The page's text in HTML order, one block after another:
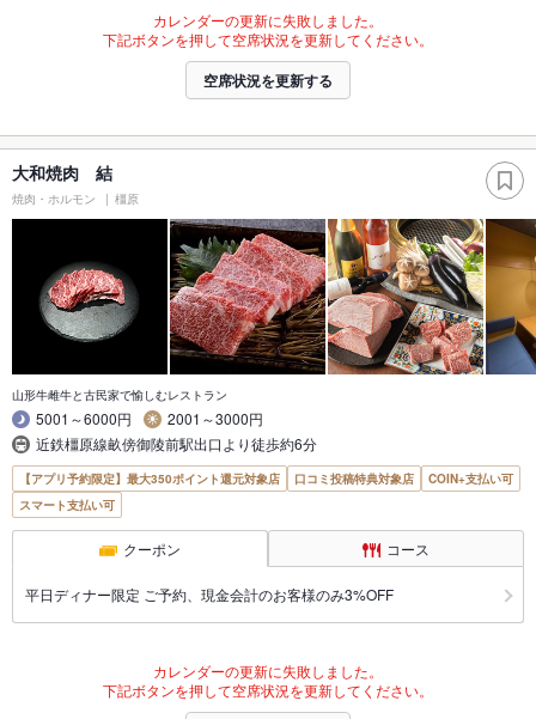
カレンダーの更新に失敗しました。
下記ボタンを押して空席状況を更新してください。
空席状況を更新する
大和焼肉 結
焼肉・ホルモン 橿原
山形牛雌牛と古民家で愉しむレストラン
5001～6000円
2001～3000円
近鉄橿原線畝傍御陵前駅出口より徒歩約6分
【アプリ予約限定】最大350ポイント還元対象店 口コミ投稿特典対象店
COIN+支払い可
スマート支払い可
クーポン コース
平日ディナー限定 ご予約、現金会計のお客様のみ3%OFF
カレンダーの更新に失敗しました。
下記ボタンを押して空席状況を更新してください。